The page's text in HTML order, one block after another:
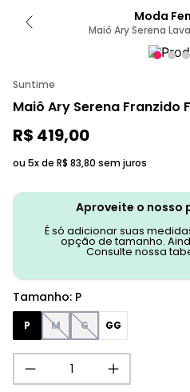
Moda
Maiô Ary Serena
Suntime
Maiô Ary Serena Franzido
R$ 419,00
ou 5x de R$ 83,80 sem juros
Aproveite o nosso
É só adicionar suas
opção de tamanho.
Consulte nossa
Tamanho: P
P M G GG